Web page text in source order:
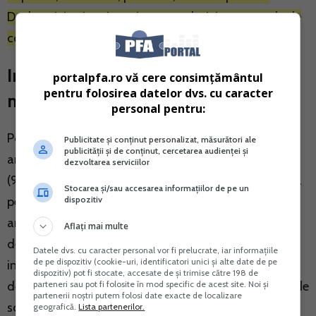
Declaratiei unice si gestionarea relatiei cu organele de
control.
Impozit PFA 2024: trecerea de la
norma de venit la sistem real
Potrivit specialistilorPortalContabilitate.ro, conform
art.69, alin (9) din codul fiscal:
(9) Contribuabilii, pentru care venitul net se determina
pe baza de norme de venit si care in anul fiscal
anterior au inregistrat un venit brut anual mai mare
decat echivalentul in lei al sumei de 25.000 euro,
incepand cu anul fiscal urmator au obligatia
determinarii venitului net anual in sistem real. Cursul de
schimb valutar utilizat pentru determinarea
portalpfa.ro vă cere consimțământul
pentru folosirea datelor dvs. cu caracter
personal pentru:
Publicitate și conținut personalizat, măsurători ale
publicității și de conținut, cercetarea audienței și
dezvoltarea serviciilor
Stocarea și/sau accesarea informațiilor de pe un
dispozitiv
Aflați mai multe
Datele dvs. cu caracter personal vor fi prelucrate, iar informațiile
de pe dispozitiv (cookie-uri, identificatori unici și alte date de pe
dispozitiv) pot fi stocate, accesate de și trimise către 198 de
parteneri sau pot fi folosite în mod specific de acest site. Noi și
partenerii noștri putem folosi date exacte de localizare
geografică.Lista partenerilor.